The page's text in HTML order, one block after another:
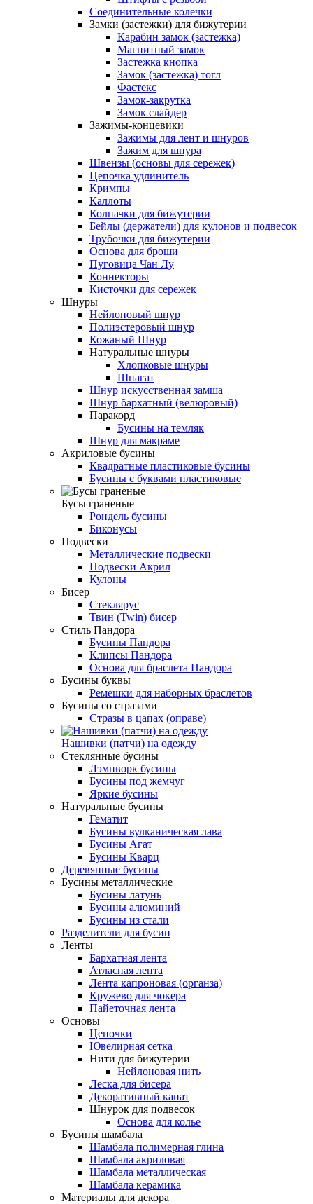
Соединительные колечки
Замки (застежки) для бижутерии
Карабин замок (застежка)
Магнитный замок
Застежка кнопка
Замок (застежка) тогл
Фастекс
Замок-закрутка
Замок слайдер
Зажимы-концевики
Зажимы для лент и шнуров
Зажим для шнура
Швензы (основы для сережек)
Цепочка удлинитель
Кримпы
Каллоты
Колпачки для бижутерии
Бейлы (держатели) для кулонов и подвесок
Трубочки для бижутерии
Основа для броши
Пуговица Чан Лу
Коннекторы
Кисточки для сережек
Шнуры
Нейлоновый шнур
Полиэстеровый шнур
Кожаный Шнур
Натуральные шнуры
Хлопковые шнуры
Шпагат
Шнур искусственная замша
Шнур бархатный (велюровый)
Паракорд
Бусины на темляк
Шнур для макраме
Акриловые бусины
Квадратные пластиковые бусины
Бусины с буквами пластиковые
Бусы граненые
Рондель бусины
Биконусы
Подвески
Металлические подвески
Подвески Акрил
Кулоны
Бисер
Стеклярус
Твин (Twin) бисер
Стиль Пандора
Бусины Пандора
Клипсы Пандора
Основа для браслета Пандора
Бусины буквы
Ремешки для наборных браслетов
Бусины со стразами
Стразы в цапах (оправе)
Нашивки (патчи) на одежду
Стеклянные бусины
Лэмпворк бусины
Бусины под жемчуг
Яркие бусины
Натуральные бусины
Гематит
Бусины вулканическая лава
Бусины Агат
Бусины Кварц
Деревянные бусины
Бусины металлические
Бусины латунь
Бусины алюминий
Бусины из стали
Разделители для бусин
Ленты
Бархатная лента
Атласная лента
Лента капроновая (органза)
Кружево для чокера
Пайеточная лента
Основы
Цепочки
Ювелирная сетка
Нити для бижутерии
Нейлоновая нить
Леска для бисера
Декоративный канат
Шнурок для подвесок
Основа для колье
Бусины шамбала
Шамбала полимерная глина
Шамбала акриловая
Шамбала металлическая
Шамбала керамика
Материалы для декора